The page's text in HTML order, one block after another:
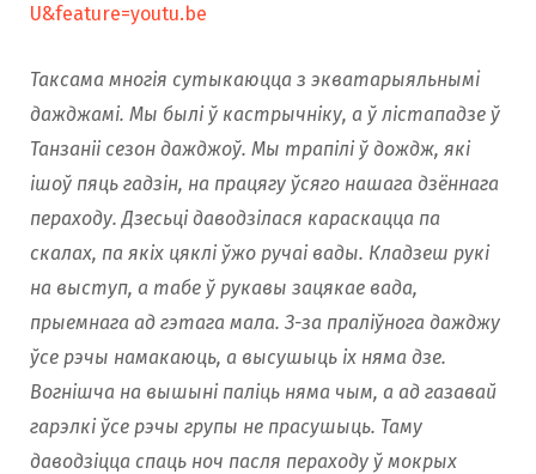
U&feature=youtu.be
Таксама многія сутыкаюцца з экватарыяльнымi
дажджамі. Мы былі ў кастрычніку, а ў лістападзе ў
Танзаніі сезон дажджоў. Мы трапілі ў дождж, які
ішоў пяць гадзін, на працягу ўсяго нашага дзённага
пераходу. Дзесьці даводзілася караскацца па
скалах, па якіх цяклі ўжо ручаі вады. Кладзеш рукі
на выступ, а табе ў рукавы зацякае вада,
прыемнага ад гэтага мала. З-за праліўнога дажджу
ўсе рэчы намакаюць, а высушыць іх няма дзе.
Вогнішча на вышыні паліць няма чым, а ад газавай
гарэлкі ўсе рэчы групы не прасушыць. Таму
даводзіцца спаць ноч пасля пераходу ў мокрых